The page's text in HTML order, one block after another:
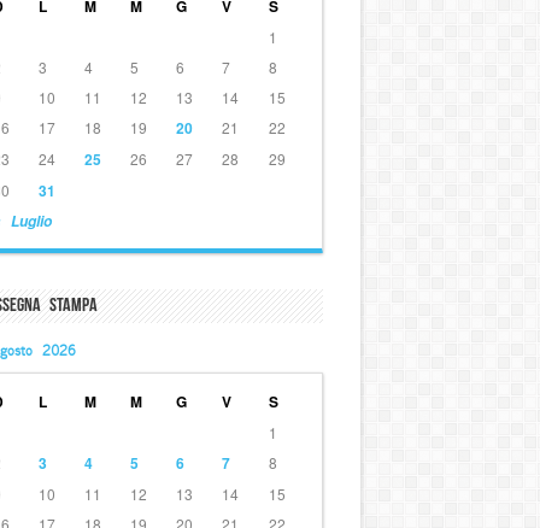
L M M G V S
Luglio
1
3 4 5 6 7
8
10 11 12 13 14
15
17 18 19 20 21
22
24 25 26 27 28
29
31
Stampa
2026
L M M G V S
1
3 4 5 6 7
8
10 11 12 13 14
15
17 18 19 20 21 22